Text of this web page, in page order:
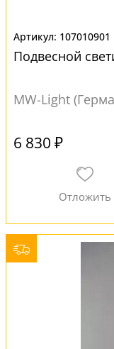
107010901
Подвесной
MW-Light
6 830 ₽